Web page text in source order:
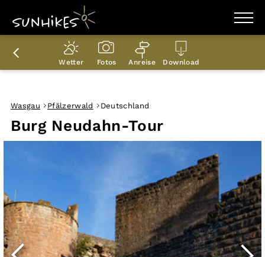
WANDERZIELE
WANDERUNGEN
ENTDECKEN
PLANER
Wetter Fotos Anreise Download
Burg Neudahn-Tour
Wasgau Pfälzerwald Deutschland